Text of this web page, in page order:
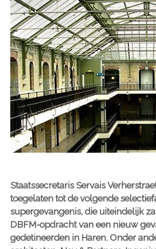
Staatssecretaris Servais
toegelaten tot de volgende
supergevangenis, die uiteindelijk
DBFM-opdracht van een nieuw
gedetineerden in Haren. Onder